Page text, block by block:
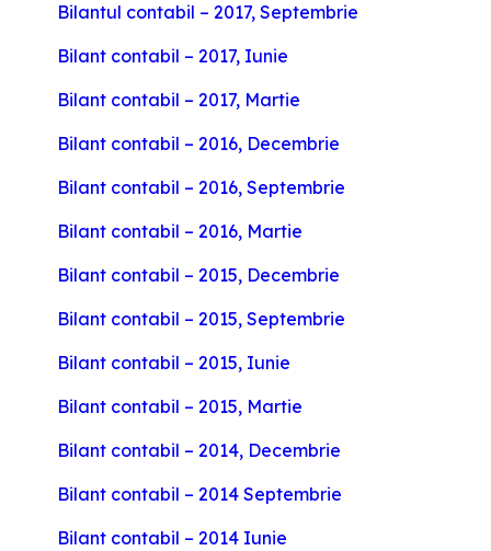
Bilantul contabil – 2017, Septembrie
Bilant contabil – 2017, Iunie
Bilant contabil – 2017, Martie
Bilant contabil – 2016, Decembrie
Bilant contabil – 2016, Septembrie
Bilant contabil – 2016, Martie
Bilant contabil – 2015, Decembrie
Bilant contabil – 2015, Septembrie
Bilant contabil – 2015, Iunie
Bilant contabil – 2015, Martie
Bilant contabil – 2014, Decembrie
Bilant contabil – 2014 Septembrie
Bilant contabil – 2014 Iunie